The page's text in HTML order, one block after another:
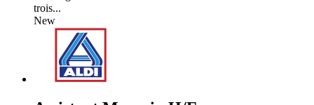
trois...
New